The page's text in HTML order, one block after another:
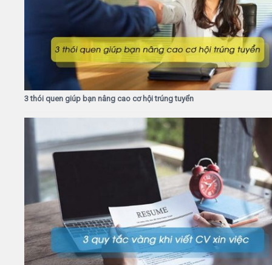
3 thói quen giúp bạn nâng cao cơ hội trúng tuyển